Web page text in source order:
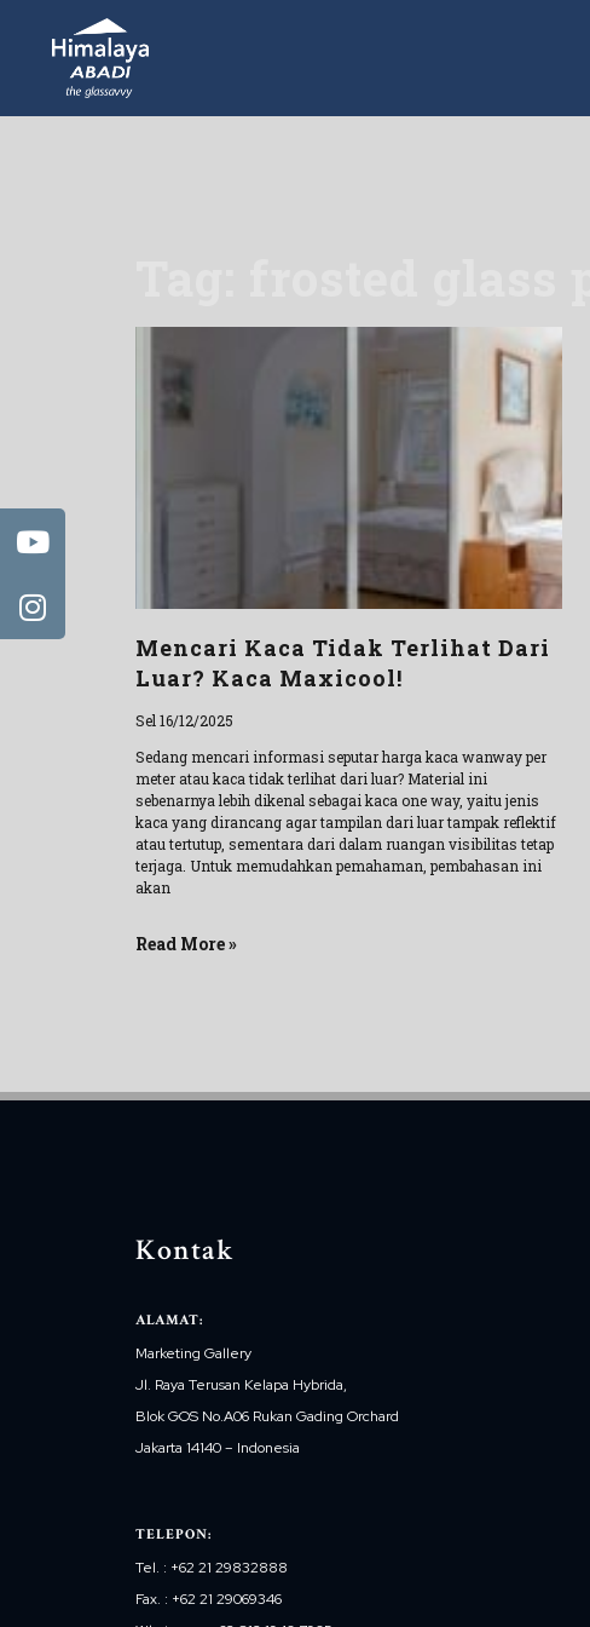
Mencari Kaca Tidak Terlihat Dari
Luar? Kaca Maxicool!
Sel 16/12/2025
Sedang mencari informasi seputar harga kaca wanway per
meter atau kaca tidak terlihat dari luar? Material ini
sebenarnya lebih dikenal sebagai kaca one way, yaitu jenis
kaca yang dirancang agar tampilan dari luar tampak reflektif
atau tertutup, sementara dari dalam ruangan visibilitas tetap
terjaga. Untuk memudahkan pemahaman, pembahasan ini
akan
Read More »
Kontak
ALAMAT:
Marketing Gallery
Jl. Raya Terusan Kelapa Hybrida,
Blok GOS No.A06 Rukan Gading Orchard
Jakarta 14140 – Indonesia
TELEPON:
Tel. : +62 21 29832888
Fax. : +62 21 29069346